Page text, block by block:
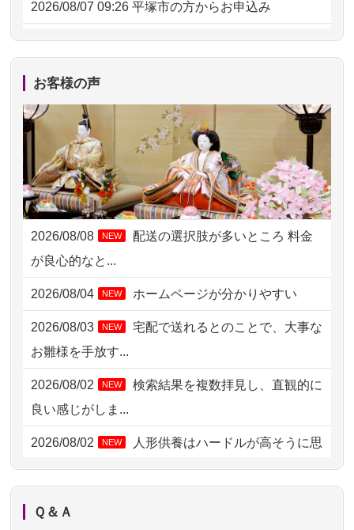
2026/08/07 09:26 平塚市の方からお申込み
2026/08/06 21:28 埼玉県の方からお申込み
2026/08/06 17:56
2026/08/06 10:06 茨城県の方からお申込み
2026/08/06 09:17 三重県の方からお申込み
2026/08/06 06:48 横浜市の方からお申込み
2026/08/05 15:07 東京都の方からお申込み
2026/08/05 11:33 神奈川の方からお申込み
2026/08/04 00:38 中野区の方からお申込み
2026/08/03 21:17
2026/08/02 18:47 虎ノ門の方からお申込み
2026/08/02 11:15 千葉県の方からお申込み
2026/08/02 10:39
お客様の声
2026/08/08 NEW
配送の選択肢が多いところ 料金
が良心的なと...
2026/08/04 NEW ホームページが分かりやすい
2026/08/03 NEW
宅配で送れるとのことで、大事な
お雛様を手放す...
2026/08/02 NEW
検索結果を複数拝見し、直観的に
良い感じがしま...
2026/08/02 NEW
人形供養はハードルが高そうに思
えるのですが、...
Ｑ＆Ａ